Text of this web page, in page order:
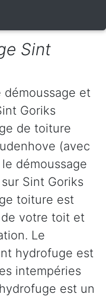
Sint
et
Goriks
de toiture
(avec
démoussage
Sint Goriks
toiture est
votre toit et
Le
hydrofuge est
intempéries
est un